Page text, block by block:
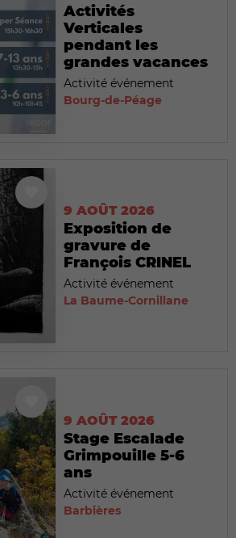
Activités
Verticales
pendant les
grandes vacances
Activité événement
Bourg-de-Péage
9 AOÛT 2026
Exposition de
gravure de
François CRINEL
Activité événement
La Baume-Cornillane
9 AOÛT 2026
Stage Escalade
Grimpouille 5-6
ans
Activité événement
Barbières